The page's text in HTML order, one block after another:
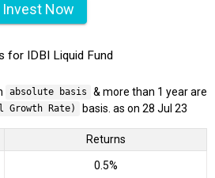
Invest Now
for IDBI Liquid Fund
absolute basis
& more than 1 year are
Growth Rate) basis. as on 28 Jul 23
Returns
0.5%